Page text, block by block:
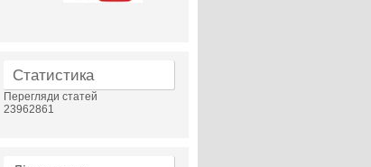
Статистика
Перегляди статей
23962861